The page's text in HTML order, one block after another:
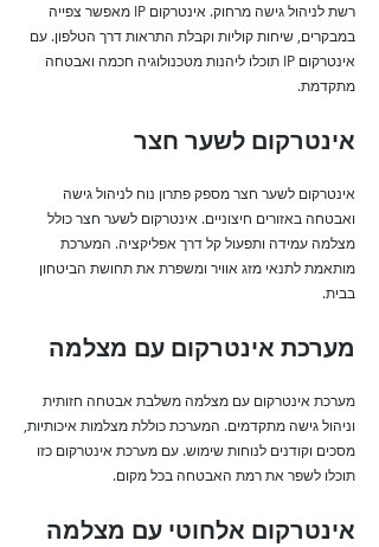
רשת לניהול גישה מרחוק. אינטרקום IP מאפשר צפייה
במבקרים, שיחות קוליות וקבלת התראות דרך הטלפון. עם
אינטרקום IP תוכלו ליהנות מטכנולוגיה חכמה ואבטחה
מתקדמת.
אינטרקום לשער חצר
אינטרקום לשער חצר מספק פתרון נוח לניהול גישה
ואבטחה באזורים חיצוניים. אינטרקום לשער חצר כולל
מצלמה עמידה ותפעול קל דרך אפליקציה. המערכת
מותאמת לתנאי מזג אוויר ומשפרת את תחושת הביטחון
בבית.
מערכת אינטרקום עם מצלמה
מערכת אינטרקום עם מצלמה משלבת אבטחה חזותית
וניהול גישה מתקדמים. המערכת כוללת מצלמות איכותיות,
מסכים וקודנים לנוחות שימוש. עם מערכת אינטרקום כזו
תוכלו לשפר את רמת האבטחה בכל מקום.
אינטרקום אלחוטי עם מצלמה